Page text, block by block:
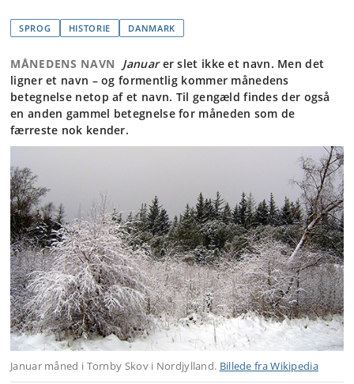
SPROG HISTORIE DANMARK
MÅNEDENS NAVN Januarer slet ikke et navn. Men det
ligner et navn – og formentlig kommer månedens
betegnelse netop af et navn. Til gengæld findes der også
en anden gammel betegnelse for måneden som de
færreste nok kender.
Januar måned i Tornby Skov i Nordjylland. Billede fra Wikipedia